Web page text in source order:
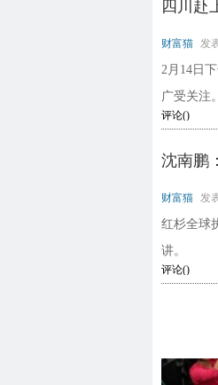
四川赴
财富猫 发
2月14日
广受关注。
评论()
沈南鹏
财富猫 发
红杉全球
讲。
评论()